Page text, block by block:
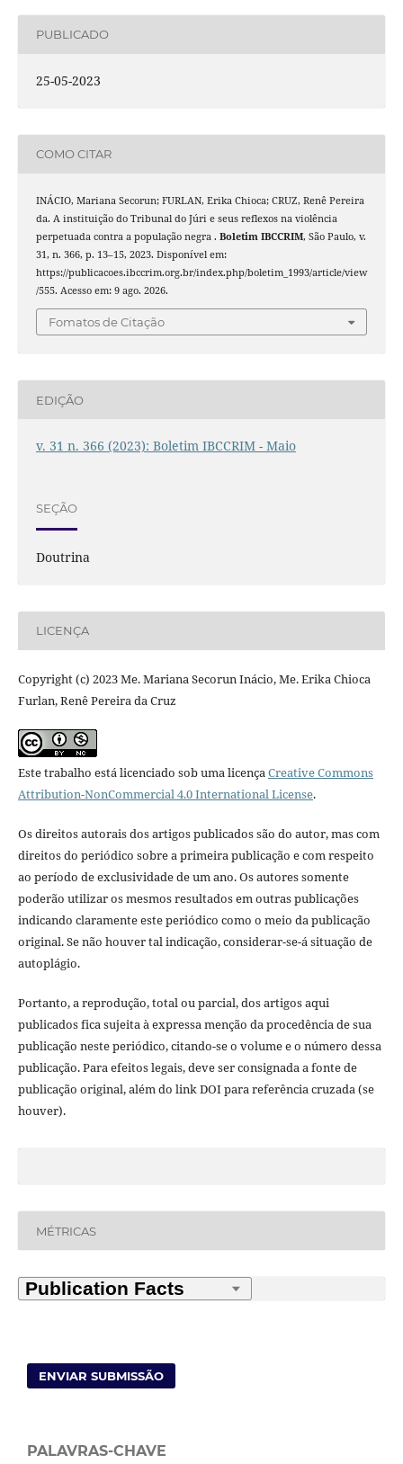
PUBLICADO
25-05-2023
COMO CITAR
INÁCIO, Mariana Secorun; FURLAN, Erika Chioca; CRUZ, Renê Pereira
da. A instituição do Tribunal do Júri e seus reflexos na violência
perpetuada contra a população negra . Boletim IBCCRIM, São Paulo, v.
31, n. 366, p. 13–15, 2023. Disponível em:
https://publicacoes.ibccrim.org.br/index.php/boletim_1993/article/view
/555. Acesso em: 9 ago. 2026.
Fomatos de Citação
EDIÇÃO
v. 31 n. 366 (2023): Boletim IBCCRIM - Maio
SEÇÃO
Doutrina
LICENÇA
Copyright (c) 2023 Me. Mariana Secorun Inácio, Me. Erika Chioca
Furlan, Renê Pereira da Cruz
Este trabalho está licenciado sob uma licençaCreative Commons
Attribution-NonCommercial 4.0 International License.
Os direitos autorais dos artigos publicados são do autor, mas com
direitos do periódico sobre a primeira publicação e com respeito
ao período de exclusividade de um ano. Os autores somente
poderão utilizar os mesmos resultados em outras publicações
indicando claramente este periódico como o meio da publicação
original. Se não houver tal indicação, considerar-se-á situação de
autoplágio.
Portanto, a reprodução, total ou parcial, dos artigos aqui
publicados fica sujeita à expressa menção da procedência de sua
publicação neste periódico, citando-se o volume e o número dessa
publicação. Para efeitos legais, deve ser consignada a fonte de
publicação original, além do link DOI para referência cruzada (se
houver).
MÉTRICAS
ENVIAR SUBMISSÃO
PALAVRAS-CHAVE